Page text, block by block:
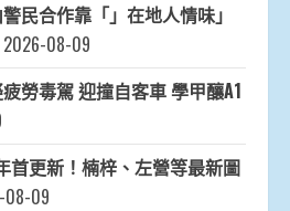
民合作靠「」在地人情味」
2026-08-09
勞毒駕 迎撞自客車 學甲釀A1
首更新！楠梓、左營等最新圖
08-09